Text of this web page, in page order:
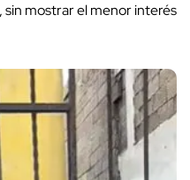
sin mostrar el menor interés